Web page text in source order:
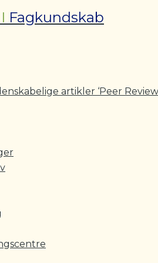
I Fagkundskab
artikler ‘Peer